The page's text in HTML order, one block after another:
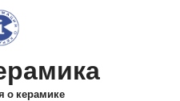
о керамике